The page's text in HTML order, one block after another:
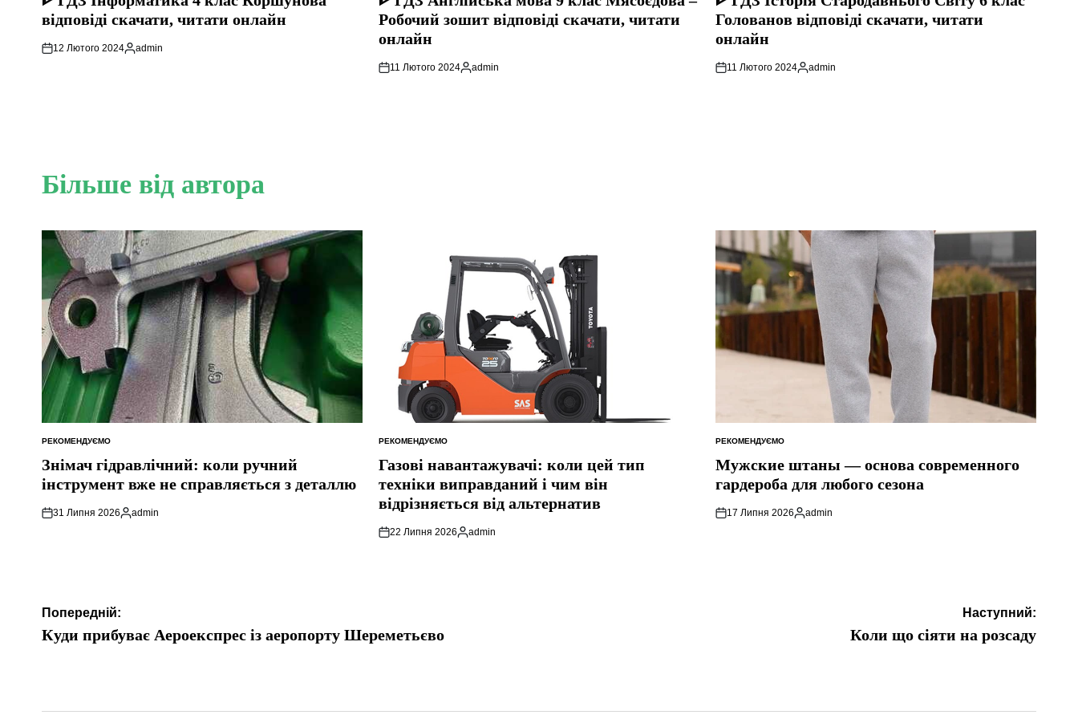
відповіді скачати, читати онлайн
12 Лютого 2024
Опубліковано
admin
Робочий зошит відповіді скачати, читати
онлайн
11 Лютого 2024
Опубліковано
admin
Голованов відповіді скачати, читати
онлайн
11 Лютого 2024
Опубліковано
admin
Більше від автора
ОПУБЛІКУВАТИ
РЕКОМЕНДУЄМО
Знімач гідравлічний: коли ручний
інструмент вже не справляється з деталлю
31 Липня 2026
Опубліковано
admin
ОПУБЛІКУВАТИ
РЕКОМЕНДУЄМО
Газові навантажувачі: коли цей тип
техніки виправданий і чим він
відрізняється від альтернатив
22 Липня 2026
Опубліковано
admin
ОПУБЛІКУВАТИ
РЕКОМЕНДУЄМО
Мужские штаны — основа современного
гардероба для любого сезона
17 Липня 2026
Опубліковано
admin
Навігація
записів
Попередній:
Куди прибуває Аероекспрес із аеропорту Шереметьєво
Наступний:
Коли що сіяти на розсаду